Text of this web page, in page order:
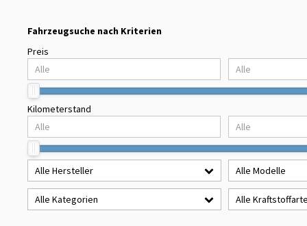
Fahrzeugsuche nach Kriterien
Preis
Kilometerstand
Alle Hersteller Alle Modelle
Alle Kategorien Alle